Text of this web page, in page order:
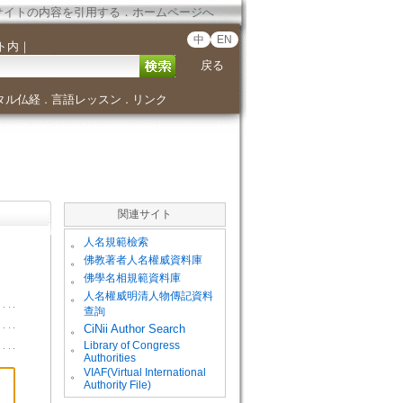
イトの内容を引用する．ホームページへ
内 ｜ 中 EN
戻る
ル仏経． 言語レッスン ． リンク
関連サイト
。 人名規範檢索
。 佛教著者人名權威資料庫
。 佛學名相規範資料庫
。
人名權威明清人物傳記資料
查詢
。
CiNii Author Search
。
Library of Congress
Authorities
。
VIAF(Virtual International
Authority File)